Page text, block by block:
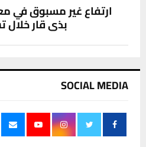
ارتفاع غير مسبوق في
بذي قار خلال
SOCIAL MEDIA